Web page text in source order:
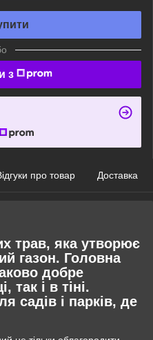
з
про товар Доставка
трав, яка утворює
газон. Головна
добре
так і в тіні.
садів і парків, де